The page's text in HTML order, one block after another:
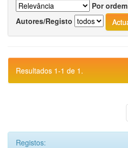
Por ordem
Autores/Registo
Resultados 1-1 de 1.
Registos: